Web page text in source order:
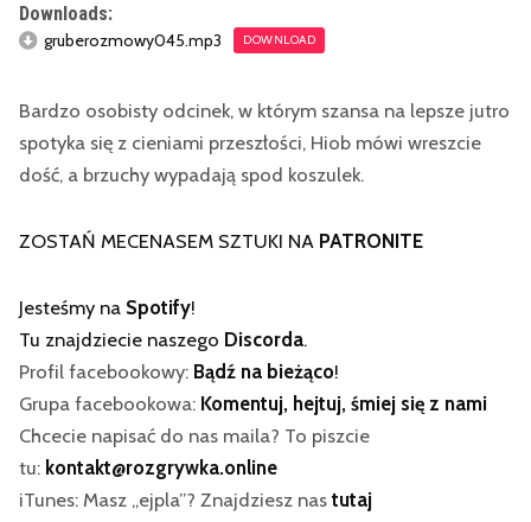
Downloads:
gruberozmowy045.mp3 DOWNLOAD
Bardzo osobisty odcinek, w którym szansa na lepsze jutro
spotyka się z cieniami przeszłości, Hiob mówi wreszcie
dość, a brzuchy wypadają spod koszulek.
ZOSTAŃ MECENASEM SZTUKI NA PATRONITE
Jesteśmy na Spotify!
Tu znajdziecie naszego Discorda.
Profil facebookowy: Bądź na bieżąco!
Grupa facebookowa: Komentuj, hejtuj, śmiej się z nami
Chcecie napisać do nas maila? To piszcie
tu: kontakt@rozgrywka.online
iTunes: Masz „ejpla”? Znajdziesz nastutaj